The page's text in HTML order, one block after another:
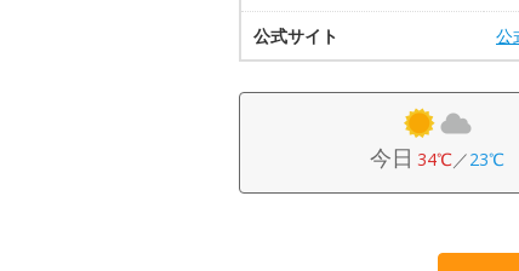
公式サイト 公
今日 34℃／23℃